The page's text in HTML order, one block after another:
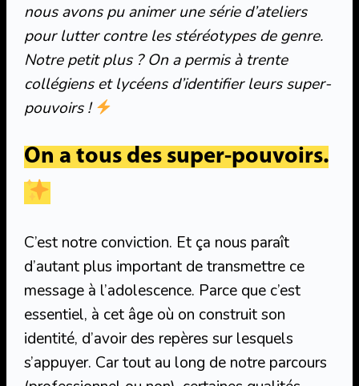
nous avons pu animer une série d’ateliers
pour lutter contre les stéréotypes de genre.
Notre petit plus ? On a permis à trente
collégiens et lycéens d’identifier leurs super-
pouvoirs !
On a tous des super-pouvoirs.
C’est notre conviction. Et ça nous paraît
d’autant plus important de transmettre ce
message à l’adolescence. Parce que c’est
essentiel, à cet âge où on construit son
identité, d’avoir des repères sur lesquels
s’appuyer. Car tout au long de notre parcours